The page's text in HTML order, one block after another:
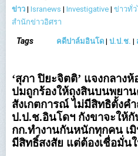
ข่าว | Isranews | Investigative | ข่าวทั่
สำนักข่าวอิศรา
Tags คดีปาล์มอินโด | ป.ป.ช. |
‘สุภา ปิยะจิตติ’ แจงกลาง
ปมถูกร้องให้ถุงสินบนพยา
สังเกตการณ์ ไม่มีสิทธิตั้งค
ป.ป.ช.อินโดฯ กังขาจะให้กั
กก.ทำงานกันหนักทุกคน เ
มีสิทธิ์สงสัย แต่ต้องเชื่อมั่น